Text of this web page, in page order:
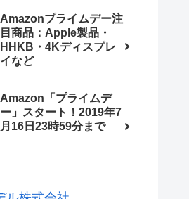
Amazonプライムデー注
目商品：Apple製品・
HHKB・4Kディスプレ
イなど
Amazon「プライムデ
ー」スタート！2019年7
月16日23時59分まで